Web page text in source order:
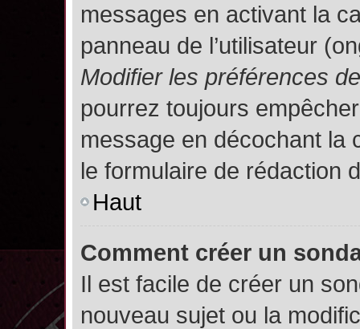
messages en activant la
panneau de l’utilisateur
Modifier les préférences
pourrez toujours
message en décochant la
le formulaire de rédaction
Haut
Comment créer un
Il est facile de créer un
nouveau sujet ou la